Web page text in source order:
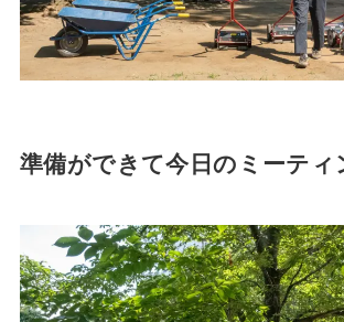
準備ができて今日のミーティ